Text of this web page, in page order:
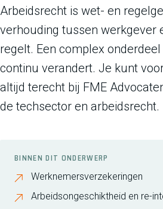
Arbeidsrecht is wet- en
verhouding tussen werkgever
regelt. Een complex
continu verandert. Je kunt
altijd terecht bij FME
de techsector en arbeidsrecht.
BINNEN DIT ONDERWERP
Werknemersverzekeringen
Arbeidsongeschiktheid en re-